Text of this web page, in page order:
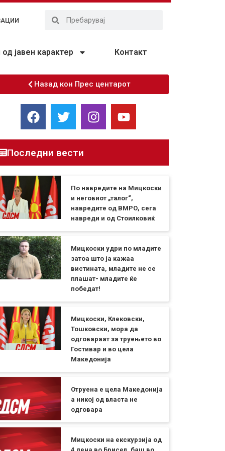
јавен карактер Контакт
Назад кон Прес центарот
Последни вести
По навредите на Мицкоски
и неговиот „талог“,
навредите од ВМРО, сега
навреди и од Стоилковиќ
Мицкоски удри по младите
затоа што ја кажаа
вистината, младите не се
плашат- младите ќе
победат!
Мицкоски, Клековски,
Тошковски, мора да
одговараат за труењето во
Гостивар и во цела
Македонија
Отруена е цела Македонија
а никој од власта не
одговара
Мицкоски на екскурзија од